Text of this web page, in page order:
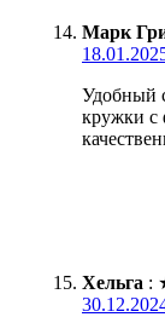
Марк
Удобный
кружки с
Хельга :